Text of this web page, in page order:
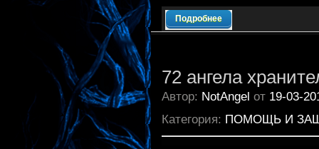
Подробнее
72 ангела
Автор: NotAngel от 19-03-
Категория: ПОМОЩЬ И